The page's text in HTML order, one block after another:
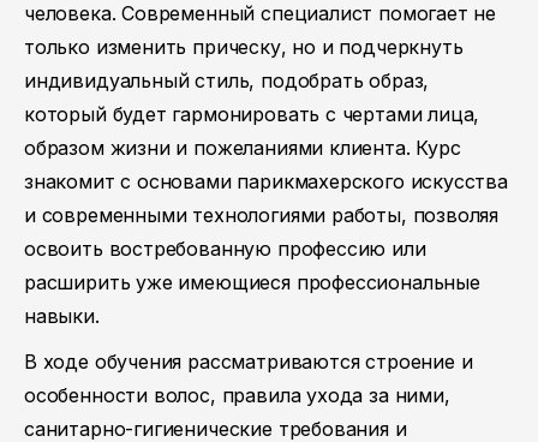
человека. Современный специалист помогает не
только изменить прическу, но и подчеркнуть
индивидуальный стиль, подобрать образ,
который будет гармонировать с чертами лица,
образом жизни и пожеланиями клиента. Курс
знакомит с основами парикмахерского искусства
и современными технологиями работы, позволяя
освоить востребованную профессию или
расширить уже имеющиеся профессиональные
навыки.
В ходе обучения рассматриваются строение и
особенности волос, правила ухода за ними,
санитарно-гигиенические требования и